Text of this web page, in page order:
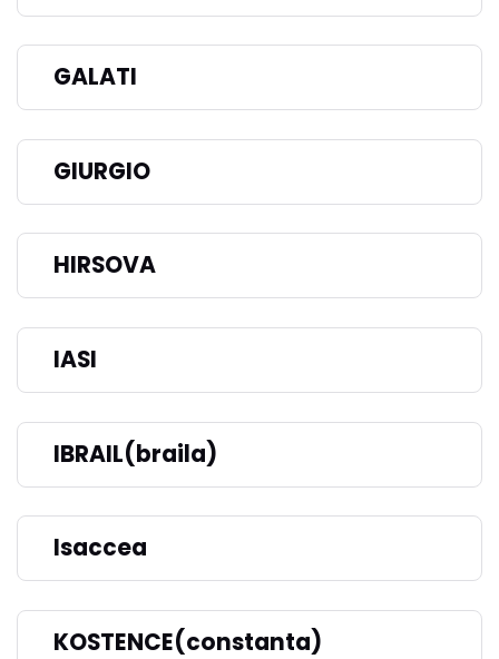
GALATI
GIURGIO
HIRSOVA
IASI
IBRAIL(braila)
Isaccea
KOSTENCE(constanta)